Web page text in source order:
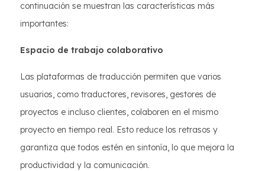
continuación se muestran las características más
importantes:
Espacio de trabajo colaborativo
Las plataformas de traducción permiten que varios
usuarios, como traductores, revisores, gestores de
proyectos e incluso clientes, colaboren en el mismo
proyecto en tiempo real. Esto reduce los retrasos y
garantiza que todos estén en sintonía, lo que mejora la
productividad y la comunicación.